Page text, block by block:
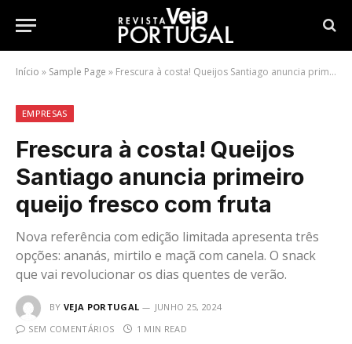
Início » Sample Page » Frescura à costa! Queijos Santiago anuncia primeiro queijo fresco com fruta
EMPRESAS
Frescura à costa! Queijos
Santiago anuncia primeiro
queijo fresco com fruta
Nova referência com edição limitada apresenta três
opções: ananás, mirtilo e maçã com canela. O snack
que vai revolucionar os dias quentes de verão.
BY VEJA PORTUGAL
JUNHO 25, 2024
SEM COMENTÁRIOS
1 MIN READ